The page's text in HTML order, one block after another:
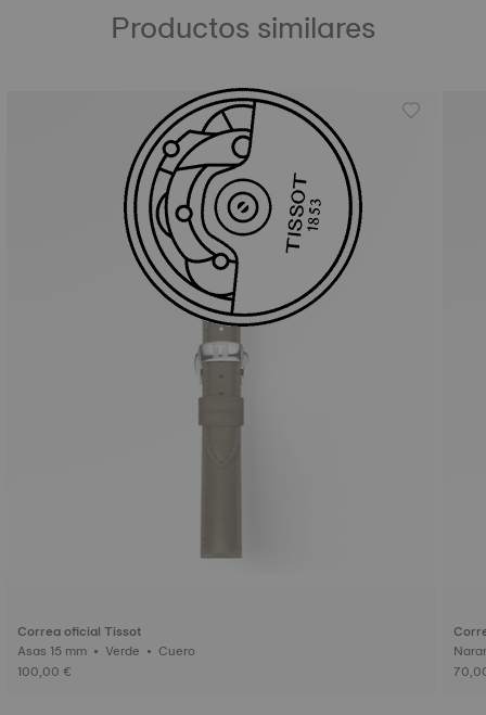
Productos similares
Correa oficial Tissot
Asas 15 mm • Verde • Cuero
100,00 €